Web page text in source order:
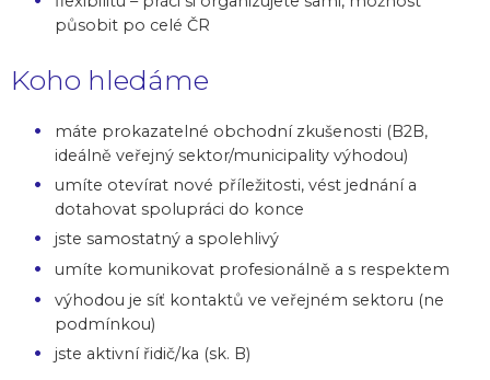
působit po celé ČR
Koho hledáme
máte prokazatelné obchodní zkušenosti (B2B,
ideálně veřejný sektor/municipality výhodou)
umíte otevírat nové příležitosti, vést jednání a
dotahovat spolupráci do konce
jste samostatný a spolehlivý
umíte komunikovat profesionálně a s respektem
výhodou je síť kontaktů ve veřejném sektoru (ne
podmínkou)
jste aktivní řidič/ka (sk. B)